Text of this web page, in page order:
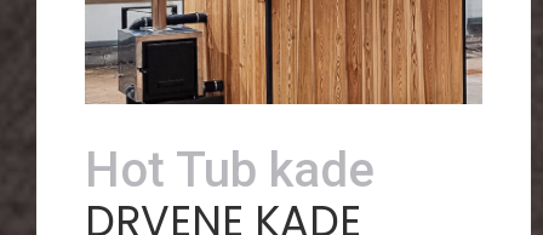
Hot Tub kade
DRVENE KADE